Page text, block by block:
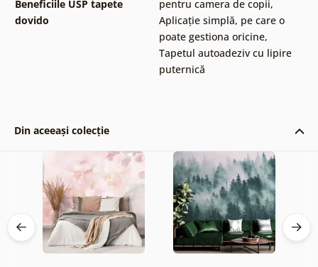
Beneficiile USP tapete
dovido
pentru camera de copii,
Aplicație simplă, pe care o
poate gestiona oricine,
Tapetul autoadeziv cu lipire
puternică
Din aceeași colecție